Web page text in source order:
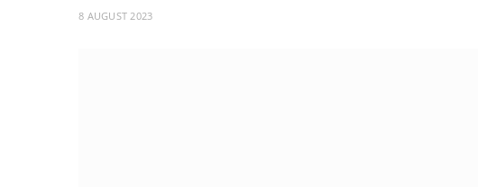
8 AUGUST 2023